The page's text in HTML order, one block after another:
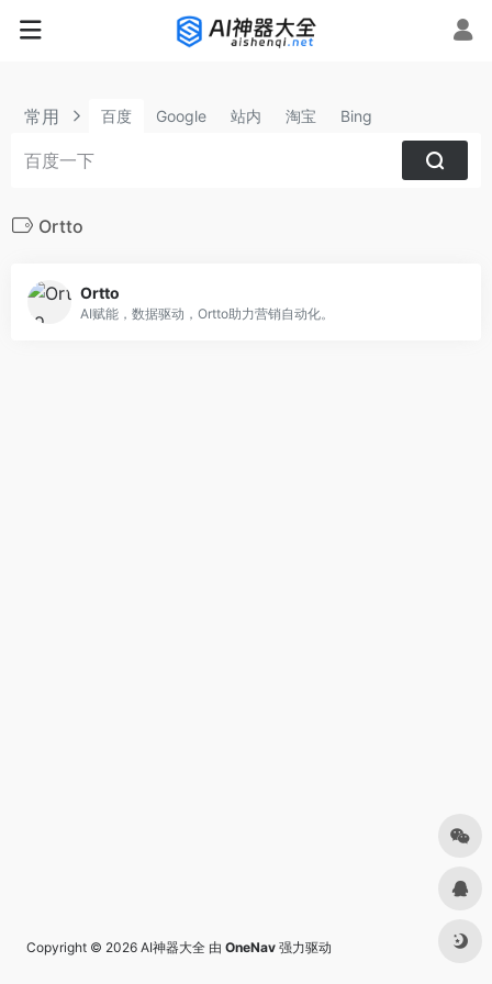
常用 百度 Google 站内 淘宝 Bing
Ortto
Ortto
AI赋能，数据驱动，Ortto助力营销自动化。
Copyright © 2026 AI神器大全 由 OneNav 强力驱动